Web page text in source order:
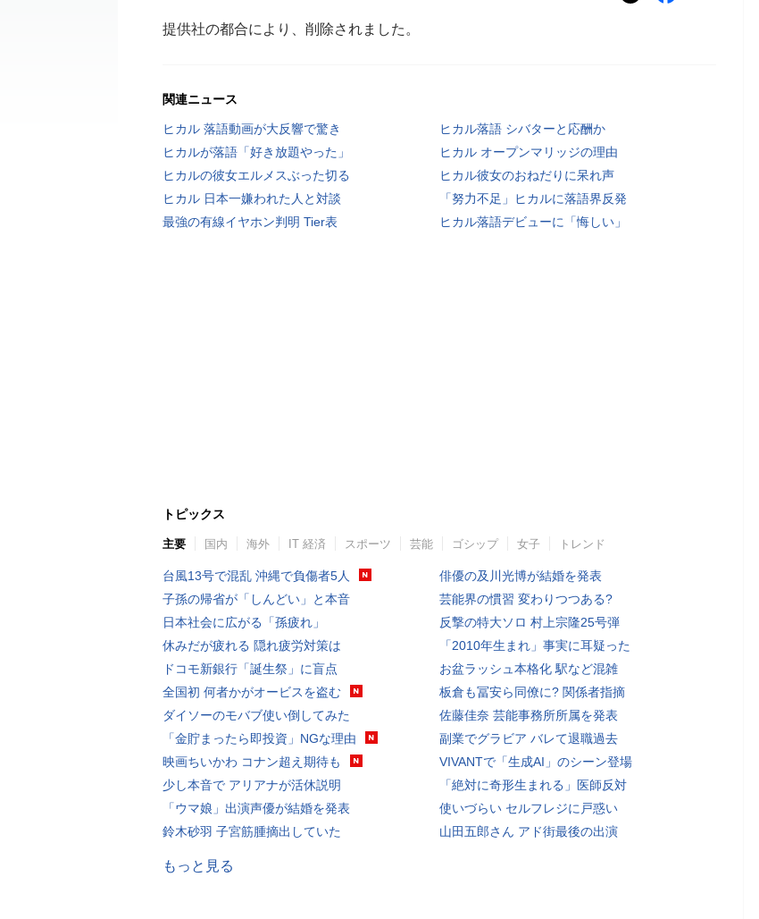
提供社の都合により、削除されました。
関連ニュース
ヒカル 落語動画が大反響で驚き
ヒカル落語 シバターと応酬か
ヒカルが落語「好き放題やった」
ヒカル オープンマリッジの理由
ヒカルの彼女エルメスぶった切る
ヒカル彼女のおねだりに呆れ声
ヒカル 日本一嫌われた人と対談
「努力不足」ヒカルに落語界反発
最強の有線イヤホン判明 Tier表
ヒカル落語デビューに「悔しい」
トピックス
主要 国内 海外 IT 経済 スポーツ 芸能 ゴシップ 女子 トレンド
台風13号で混乱 沖縄で負傷者5人
子孫の帰省が「しんどい」と本音
日本社会に広がる「孫疲れ」
休みだが疲れる 隠れ疲労対策は
ドコモ新銀行「誕生祭」に盲点
全国初 何者かがオービスを盗む
ダイソーのモバブ使い倒してみた
「金貯まったら即投資」NGな理由
映画ちいかわ コナン超え期待も
少し本音で アリアナが活休説明
「ウマ娘」出演声優が結婚を発表
鈴木砂羽 子宮筋腫摘出していた
俳優の及川光博が結婚を発表
芸能界の慣習 変わりつつある?
反撃の特大ソロ 村上宗隆25号弾
「2010年生まれ」事実に耳疑った
お盆ラッシュ本格化 駅など混雑
板倉も冨安ら同僚に? 関係者指摘
佐藤佳奈 芸能事務所所属を発表
副業でグラビア バレて退職過去
VIVANTで「生成AI」のシーン登場
「絶対に奇形生まれる」医師反対
使いづらい セルフレジに戸惑い
山田五郎さん アド街最後の出演
もっと見る